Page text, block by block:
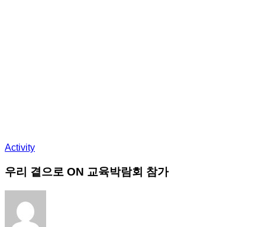
Activity
우리 곁으로 ON 교육박람회 참가